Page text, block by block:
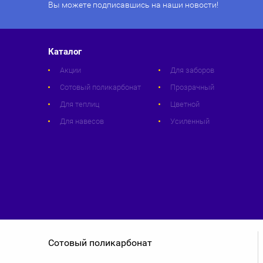
Вы можете подписавшись на наши новости!
Каталог
Акции
Сотовый поликарбонат
Для теплиц
Для навесов
Для заборов
Прозрачный
Цветной
Усиленный
Сотовый поликарбонат